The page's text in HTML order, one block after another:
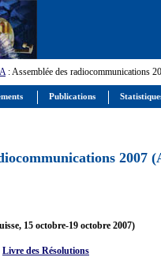
: Assemblée des radiocommunications
2007
15 octobre-19 octobre 2007)
Livre des Résolutions
Publications